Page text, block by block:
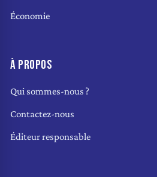
Économie
À PROPOS
Qui sommes-nous ?
Contactez-nous
Éditeur responsable